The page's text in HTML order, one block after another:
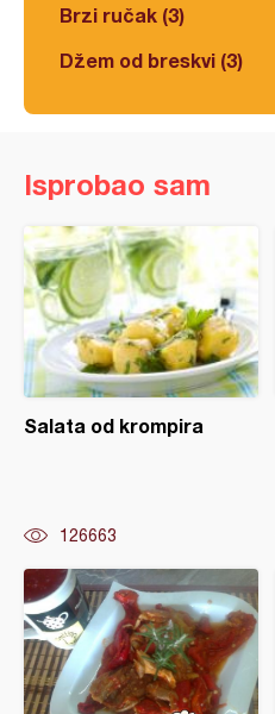
Brzi ručak (3)
Džem od breskvi (3)
Isprobao sam
Salata od krompira
126663